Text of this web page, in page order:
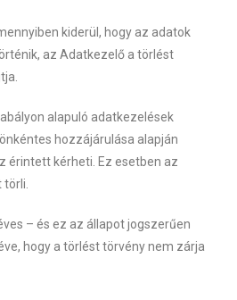
kiderül, hogy az adatok
az Adatkezelő a törlést
alapuló adatkezelések
hozzájárulása alapján
érintett kérheti. Ez esetben az
– és ez az állapot jogszerűen
hogy a törlést törvény nem zárja